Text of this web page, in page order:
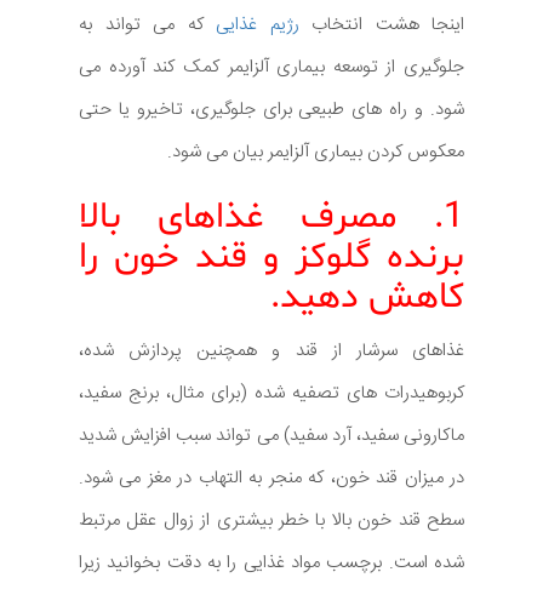
اینجا هشت انتخاب رژیم غذایی که می تواند به
جلوگیری از توسعه بیماری آلزایمر کمک کند آورده می
شود. و راه های طبیعی برای جلوگیری، تاخیرو یا حتی
معکوس کردن بیماری آلزایمر بیان می شود.
1. مصرف غذاهای بالا
برنده گلوکز و قند خون را
کاهش دهید.
غذاهای سرشار از قند و همچنین پردازش شده،
کربوهیدرات های تصفیه شده (برای مثال، برنج سفید،
ماکارونی سفید، آرد سفید) می تواند سبب افزایش شدید
در میزان قند خون، که منجر به التهاب در مغز می شود.
سطح قند خون بالا با خطر بیشتری از زوال عقل مرتبط
شده است. برچسب مواد غذایی را به دقت بخوانید زیرا